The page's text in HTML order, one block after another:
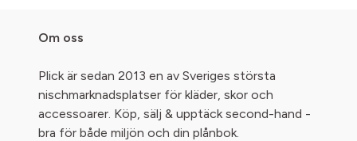
Om oss
Plick är sedan 2013 en av Sveriges största
nischmarknadsplatser för kläder, skor och
accessoarer. Köp, sälj & upptäck second-hand -
bra för både miljön och din plånbok.